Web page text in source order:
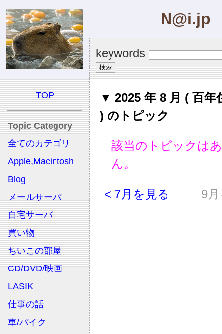
N@i.jp
keywords
TOP
Topic Category
全てのカテゴリ
Apple,Macintosh
Blog
メールサーバ
自宅サーバ
買い物
ちいこの部屋
CD/DVD/映画
LASIK
仕事の話
車/バイク
▼ 2025 年 8 月 ( 百年
) のトピック
該当のトピックは
ん。
< 7月を見る 9